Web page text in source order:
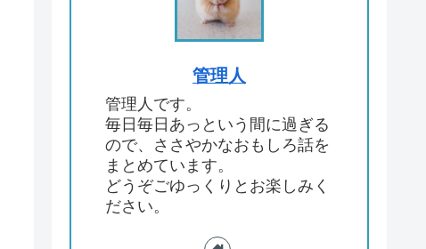
管理人
管理人です。
毎日毎日あっという間に過ぎる
ので、ささやかなおもしろ話を
まとめています。
どうぞごゆっくりとお楽しみく
ださい。